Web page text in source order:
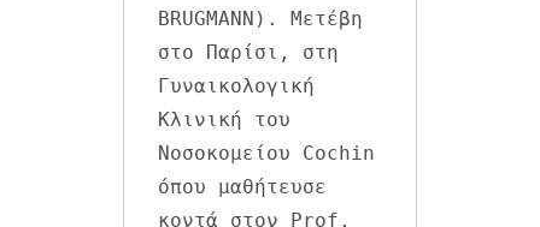
BRUGMANN). Μετέβη
στο Παρίσι, στη
Γυναικολογική
Κλινική του
Νοσοκομείου Cochin
όπου μαθήτευσε
κοντά στον Prof.